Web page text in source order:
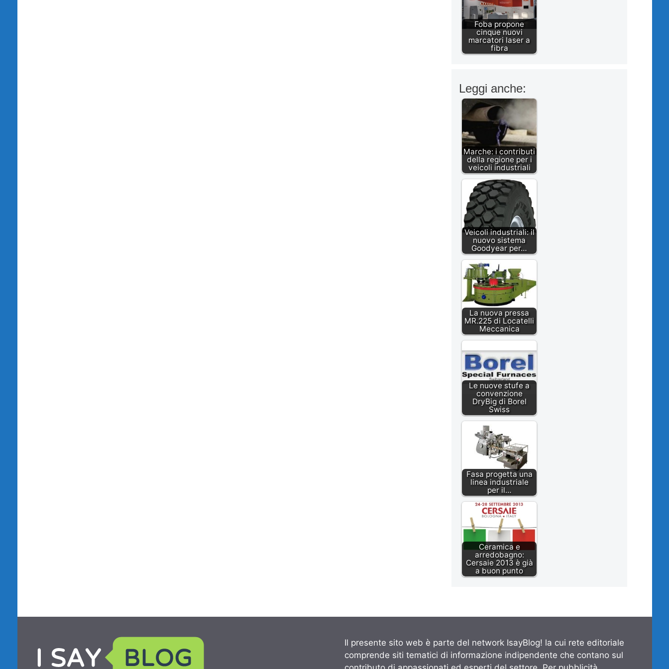
Foba propone
cinque nuovi
marcatori laser a
fibra
Leggi anche:
Marche: i contributi
della regione per i
veicoli industriali
Veicoli industriali: il
nuovo sistema
Goodyear per…
La nuova pressa
MR.225 di Locatelli
Meccanica
Le nuove stufe a
convenzione
DryBig di Borel
Swiss
Fasa progetta una
linea industriale
per il…
Ceramica e
arredobagno:
Cersaie 2013 è già
a buon punto
Il presente sito web è parte del network IsayBlog! la cui rete editoriale
comprende siti tematici di informazione indipendente che contano sul